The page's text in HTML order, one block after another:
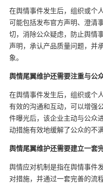
在舆情事件发生后，组织或个
可能包括发布官方声明、澄清
切，消除公众疑虑，防止舆情
声明，承认产品质量问题，并
象。
舆情尾翼维护还需要注重与公
在舆情事件发生后，组织或个
有效的沟通和互动，可以增强
件曝光后，该企业主动与公众
动措施有效地缓解了公众的不
舆情尾翼维护还需要建立一套
舆情应对机制是指在舆情事件
对措施，并通过一套完善的流